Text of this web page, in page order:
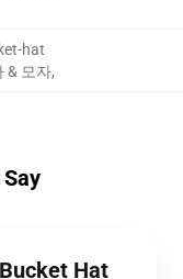
hat
& 모자,
Hat